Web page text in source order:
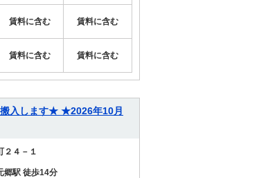
賃料に含む 賃料に含む
賃料に含む 賃料に含む
入します★ ★2026年10月
２４－１
郷駅 徒歩14分